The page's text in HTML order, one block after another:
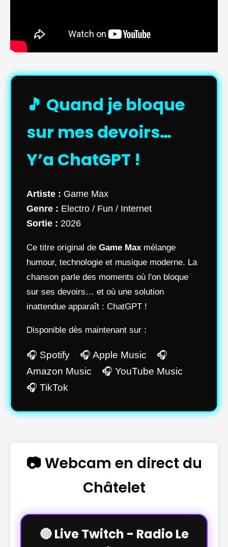
🎵 Quand je bloque
sur mes devoirs…
Y’a ChatGPT !
Artiste : Game Max
Genre : Electro / Fun / Internet
Sortie : 2026
Ce titre original de Game Max mélange
humour, technologie et musique moderne. La
chanson parle des moments où l'on bloque
sur ses devoirs… et où une solution
inattendue apparaît : ChatGPT !
Disponible dès maintenant sur :
🎧 Spotify 🎧 Apple Music 🎧
Amazon Music 🎧 YouTube Music
🎧 TikTok
📷 Webcam en direct du
Châtelet
🔴 Live Twitch - Radio Le